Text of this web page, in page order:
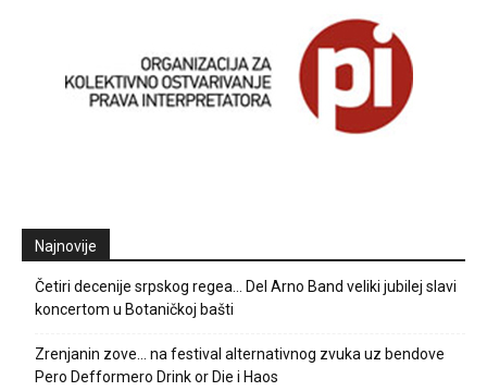
Najnovije
Četiri decenije srpskog regea… Del Arno Band veliki jubilej slavi
koncertom u Botaničkoj bašti
Zrenjanin zove… na festival alternativnog zvuka uz bendove
Pero Defformero Drink or Die i Haos